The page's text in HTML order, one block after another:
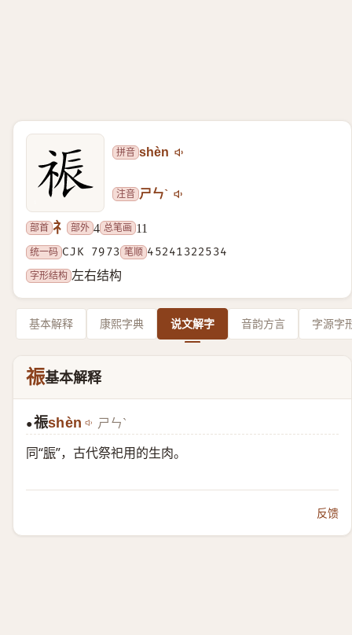
拼音 shèn
注音 ㄕㄣˋ
部首 礻 部外 4 总笔画 11
统一码 CJK 7973 笔顺 45241322534
字形结构 左右结构
基本解释 康熙字典 说文解字 音韵方言 字源字
祳基本解释
●祳shèn ㄕㄣˋ
同“脤”，古代祭祀用的生肉。
反馈